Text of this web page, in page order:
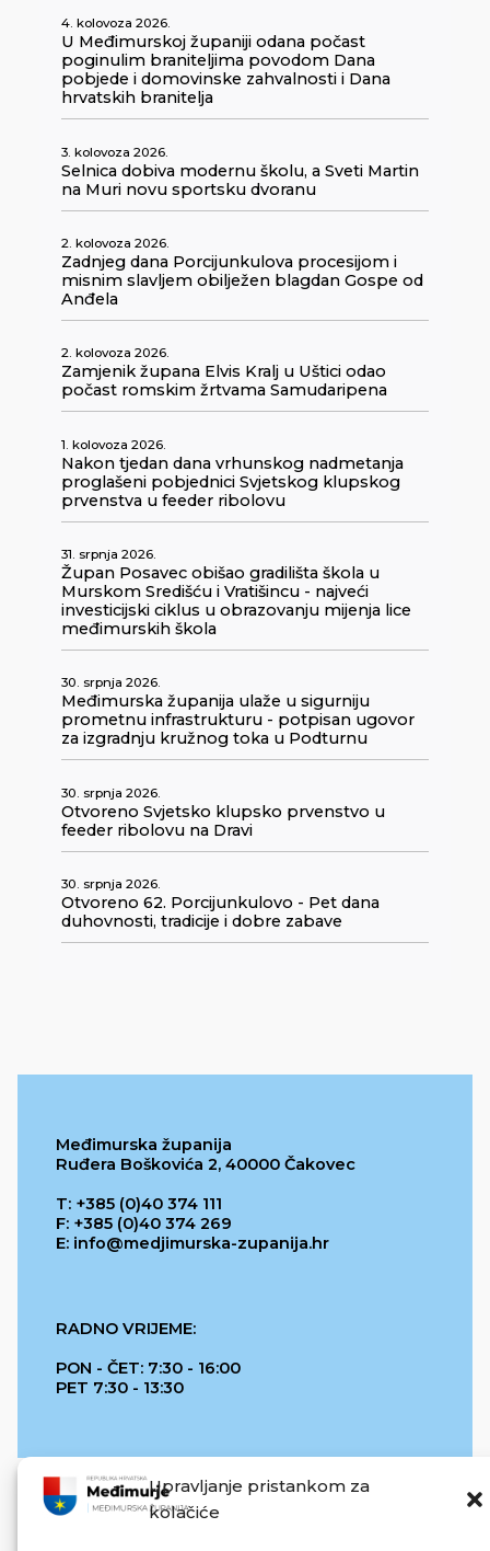
Upravljanje pristankom za
kolačiće
4. kolovoza 2026.
U Međimurskoj županiji odana počast
poginulim braniteljima povodom Dana
pobjede i domovinske zahvalnosti i Dana
hrvatskih branitelja
3. kolovoza 2026.
Selnica dobiva modernu školu, a Sveti Martin
na Muri novu sportsku dvoranu
2. kolovoza 2026.
Zadnjeg dana Porcijunkulova procesijom i
misnim slavljem obilježen blagdan Gospe od
Anđela
2. kolovoza 2026.
Zamjenik župana Elvis Kralj u Uštici odao
počast romskim žrtvama Samudaripena
1. kolovoza 2026.
Nakon tjedan dana vrhunskog nadmetanja
proglašeni pobjednici Svjetskog klupskog
prvenstva u feeder ribolovu
31. srpnja 2026.
Župan Posavec obišao gradilišta škola u
Murskom Središću i Vratišincu - najveći
investicijski ciklus u obrazovanju mijenja lice
međimurskih škola
30. srpnja 2026.
Međimurska županija ulaže u sigurniju
prometnu infrastrukturu - potpisan ugovor
za izgradnju kružnog toka u Podturnu
30. srpnja 2026.
Otvoreno Svjetsko klupsko prvenstvo u
feeder ribolovu na Dravi
30. srpnja 2026.
Otvoreno 62. Porcijunkulovo - Pet dana
duhovnosti, tradicije i dobre zabave
Međimurska županija
Ruđera Boškovića 2, 40000 Čakovec
T: +385 (0)40 374 111
F: +385 (0)40 374 269
E: info@medjimurska-zupanija.hr
RADNO VRIJEME:
PON - ČET: 7:30 - 16:00
PET 7:30 - 13:30